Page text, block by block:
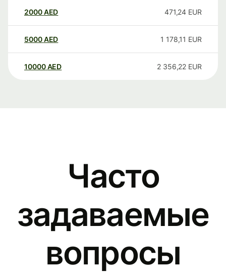
2000AED 471,24 EUR
5000AED 1 178,11 EUR
10000 AED 2 356,22 EUR
Часто
задаваемые
вопросы